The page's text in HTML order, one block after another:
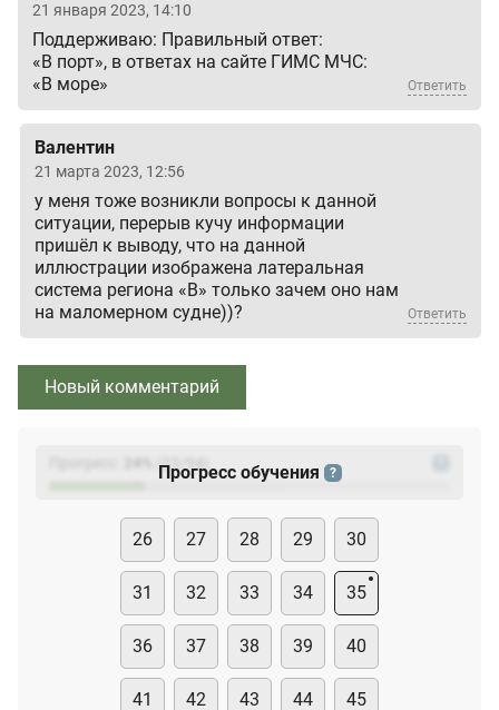
21 января 2023, 14:10
Поддерживаю: Правильный ответ:
«В порт», в ответах на сайте ГИМС МЧС:
«В море»
Ответить
Валентин
21 марта 2023, 12:56
у меня тоже возникли вопросы к данной
ситуации, перерыв кучу информации
пришёл к выводу, что на данной
иллюстрации изображена латеральная
система региона «B» только зачем оно нам
на маломерном судне))?
Ответить
Новый комментарий
(23
Прогресс обучения ?
26 27 28 29 30
31 32 33 34 35
36 37 38 39 40
41 42 43 44 45